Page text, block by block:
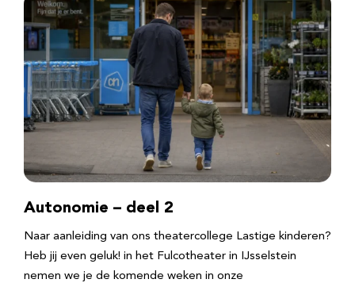
Autonomie – deel 2
Naar aanleiding van ons theatercollege Lastige kinderen?
Heb jij even geluk! in het Fulcotheater in IJsselstein
nemen we je de komende weken in onze